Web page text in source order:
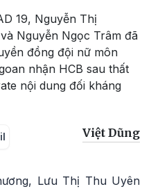
19, Nguyễn Thị
Nguyễn Ngọc Trâm đã
đồng đội nữ môn
nhận HCB sau thất
nội dung đối kháng
Việt Dũng
Lưu Thị Thu Uyên